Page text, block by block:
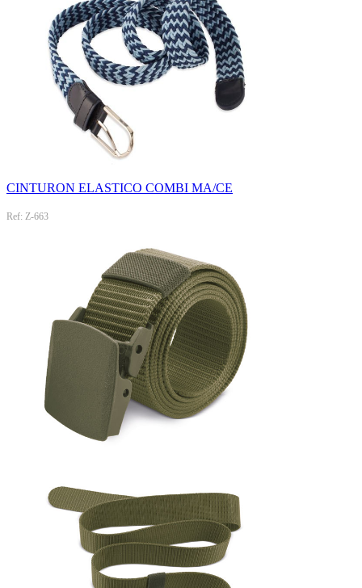
CINTURON ELASTICO COMBI MA/CE
Ref: Z-663